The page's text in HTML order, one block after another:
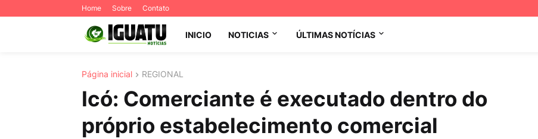
Home Sobre Contato
INICIO NOTICIAS ÚLTIMAS NOTÍCIAS
Página inicial REGIONAL
Icó: Comerciante é executado dentro do
próprio estabelecimento comercial